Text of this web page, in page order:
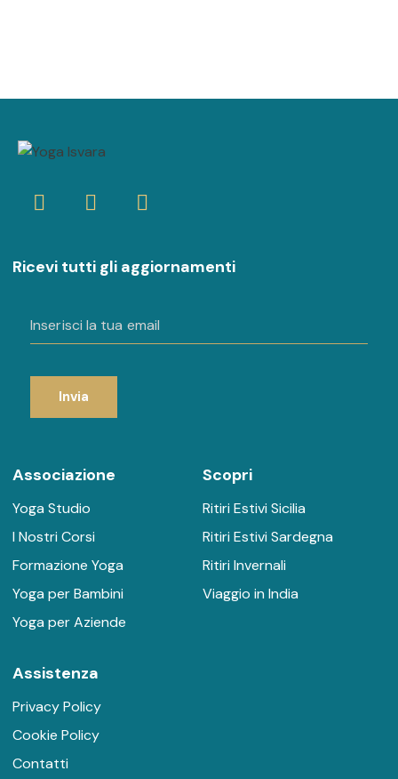
Ricevi tutti gli aggiornamenti
Invia
Associazione
Yoga Studio
I Nostri Corsi
Formazione Yoga
Yoga per Bambini
Yoga per Aziende
Scopri
Ritiri Estivi Sicilia
Ritiri Estivi Sardegna
Ritiri Invernali
Viaggio in India
Assistenza
Privacy Policy
Cookie Policy
Contatti